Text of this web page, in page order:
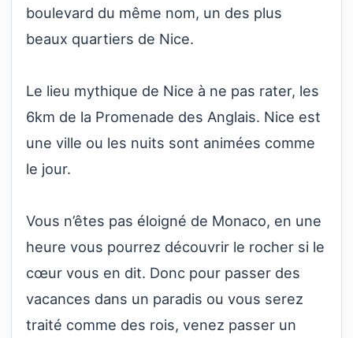
boulevard du même nom, un des plus
beaux quartiers de Nice.
Le lieu mythique de Nice à ne pas rater, les
6km de la Promenade des Anglais. Nice est
une ville ou les nuits sont animées comme
le jour.
Vous n’êtes pas éloigné de Monaco, en une
heure vous pourrez découvrir le rocher si le
cœur vous en dit. Donc pour passer des
vacances dans un paradis ou vous serez
traité comme des rois, venez passer un